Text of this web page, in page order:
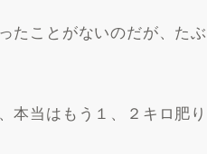
たことがないのだが、た
本当はもう１、２キロ肥り